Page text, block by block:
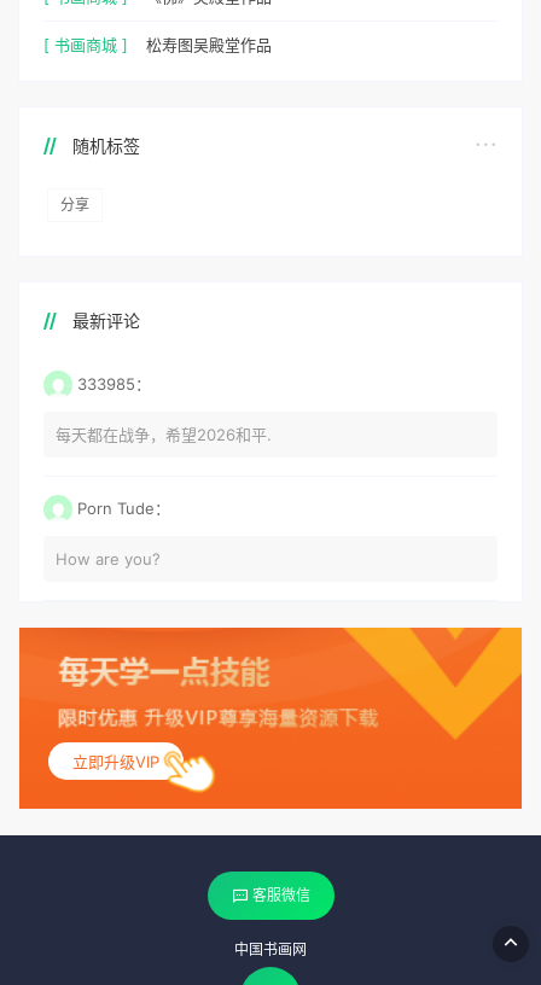
[ 书画商城 ] 松寿图吴殿堂作品
随机标签
分享
最新评论
333985：
每天都在战争，希望2026和平.
Porn Tude：
How are you?
立即升级VIP
客服微信
中国书画网